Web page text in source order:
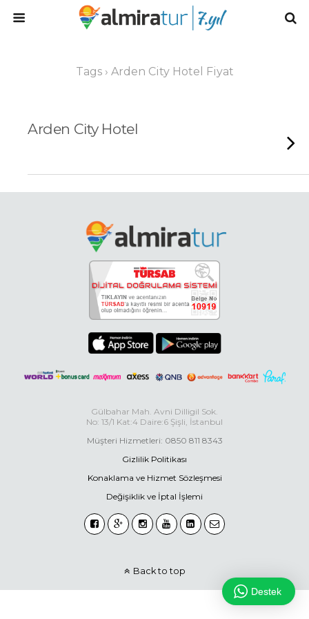
Tags › Arden City Hotel Fiyat
Arden City Hotel
Gülbahar Mah. Avni Dilligil Sok.
No: 13/1 Kat:4 Daire:6 Şişli, İstanbul
Müşteri Hizmetleri: 0850 811 8343
Gizlilik Politikası
Konaklama ve Hizmet Sözleşmesi
Değişiklik ve İptal İşlemi
Back to top
Destek